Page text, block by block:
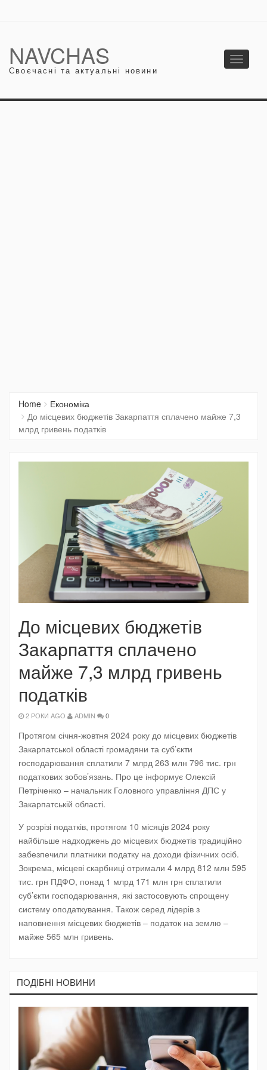
NAVCHAS
Своєчасні та актуальні новини
Toggle
Home
Економіка
До місцевих бюджетів Закарпаття сплачено майже 7,3
млрд гривень податків
До місцевих бюджетів
Закарпаття сплачено
майже 7,3 млрд гривень
податків
2 РОКИ AGO ADMIN 0
Протягом січня-жовтня 2024 року до місцевих бюджетів
Закарпатської області громадяни та суб’єкти
господарювання сплатили 7 млрд 263 млн 796 тис. грн
податкових зобов’язань. Про це інформує Олексій
Петріченко – начальник Головного управління ДПС у
Закарпатській області.
У розрізі податків, протягом 10 місяців 2024 року
найбільше надходжень до місцевих бюджетів традиційно
забезпечили платники податку на доходи фізичних осіб.
Зокрема, місцеві скарбниці отримали 4 млрд 812 млн 595
тис. грн ПДФО, понад 1 млрд 171 млн грн сплатили
суб’єкти господарювання, які застосовують спрощену
систему оподаткування. Також серед лідерів з
наповнення місцевих бюджетів – податок на землю –
майже 565 млн гривень.
ПОДIБНI НОВИНИ